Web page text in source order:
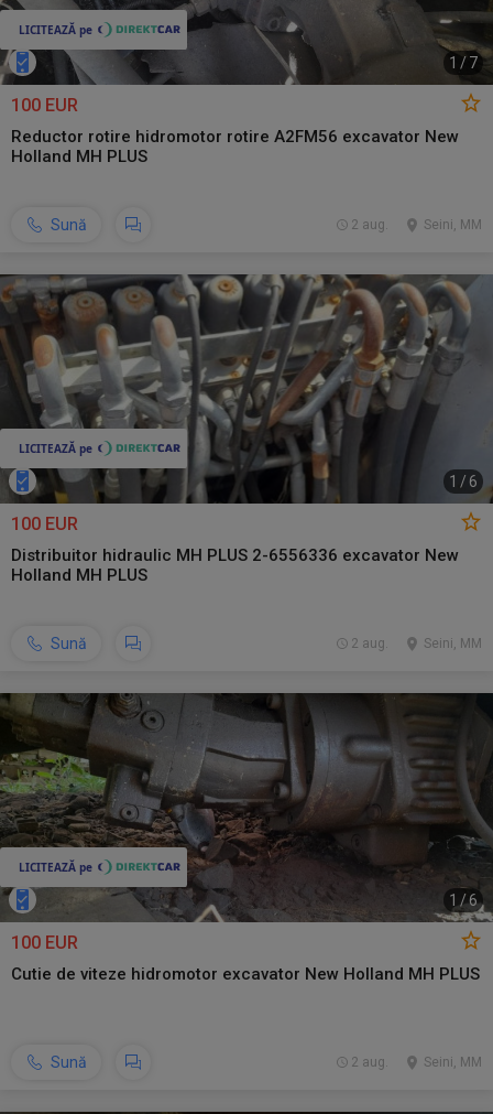
1 /7
100 EUR
Reductor rotire hidromotor rotire A2FM56 excavator New
Holland MH PLUS
Sună Seini, MM
2 aug.
1 / 6
100 EUR
Distribuitor hidraulic MH PLUS 2-6556336 excavator New
Holland MH PLUS
Sună Seini, MM
2 aug.
1 /6
100 EUR
Cutie de viteze hidromotor excavator New Holland MH PLUS
Sună Seini, MM
2 aug.